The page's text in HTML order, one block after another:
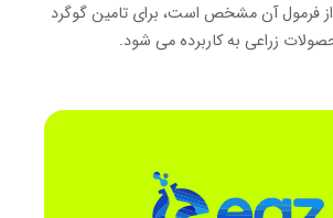
فرمول آن مشخص است، برای تامین گوگرد
زراعی به کاربرده می شود.